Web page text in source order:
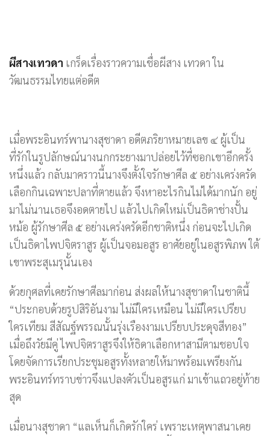
ผีสางเทวดา เกร็ดเรื่องราวความเชื่อผีสาง เทวดา ใน
วัฒนธรรมไทยแต่อดีต
เมื่อพระอินทร์พานางสุชาดา อดีตภริยาหมายเลข ๔ ผู้เป็น
ที่รักในรูปลักษณ์นางนกกระยางมาปล่อยไว้ที่ซอกเขาอีกครั้ง
หนึ่งแล้ว กลับมาคราวนี้นางจึงตั้งใจรักษาศีล ๕ อย่างเคร่งครัด
เลือกกินเฉพาะปลาที่ตายแล้ว จึงหาอะไรกินไม่ได้มากนัก อยู่
มาไม่นานเธอจึงอดตายไป แล้วไปเกิดใหม่เป็นธิดาช่างปั้น
หม้อ ผู้รักษาศีล ๕ อย่างเคร่งครัดอีกชาติหนึ่ง ก่อนจะไปเกิด
เป็นธิดาไพปจิตราสูร ผู้เป็นจอมอสูร อาศัยอยู่ในอสูรพิภพ ใต้
เขาพระสุเมรุนั้นเอง
ด้วยกุศลที่เคยรักษาศีลมาก่อน ส่งผลให้นางสุชาดาในชาตินี้
“ประกอบด้วยรูปสิริอันงาม ไม่มีใครเหมือน ไม่มีใครเปรียบ
ใครเทียม สีสัณฐ์พรรณนั้นรุ่งเรืองงามเปรียบประดุจสีทอง”
เมื่อถึงวัยมีคู่ ไพปจิตราสูรจึงให้ธิดาเลือกหาสามีตามชอบใจ
โดยจัดการเรียกประชุมอสูรทั้งหลายให้มาพร้อมเพรียงกัน
พระอินทร์ทราบข่าวจึงแปลงตัวเป็นอสูรแก่ มาเข้าแถวอยู่ท้าย
สุด
เมื่อนางสุชาดา “แลเห็นก็เกิดรักใคร่ เพราะเหตุพาสนาเคย